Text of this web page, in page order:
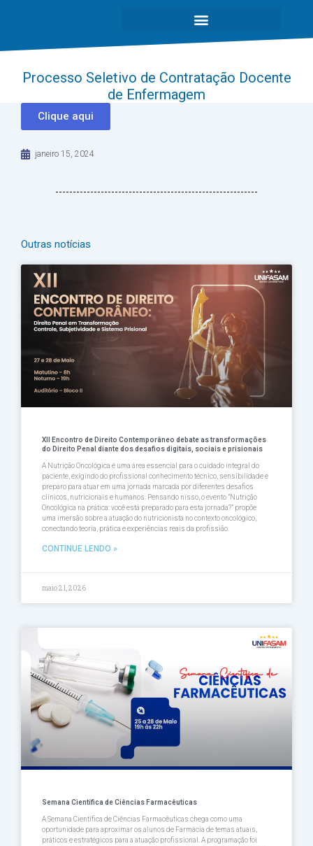
Processo Seletivo de Contratação Docente
de Enfermagem
Clique aqui
janeiro 15, 2024
Outras notícias
XII Encontro de Direito Contemporâneo debate as transformações
do Direito Penal diante dos desafios digitais, sociais e prisionais
A Nutrição Oncológica é uma área essencial para o cuidado integral do
paciente, exigindo do profissional conhecimento técnico, sensibilidade e
preparo para atuar em uma jornada marcada por diferentes desafios
clínicos, nutricionais e humanos. Pensando nisso, o evento ”Nutrição
Oncológica na prática: você está preparado para esta jornada?” propõe
uma imersão sobre a atuação do nutricionista no contexto oncológico,
conectando teoria, prática e experiências reais da profissião.
CONTINUE LENDO »
maio 21, 2026
Semana Científica de Ciências Farmacêuticas
A Semana Científica de Ciências Farmacêuticas chega como uma
oportunidade para aproximar os alunos de Farmácia de temas atuais,
práticos e estratégicos para a atuação profissional. A programação foi
PáginaPágina
PáginaPáginaPágina